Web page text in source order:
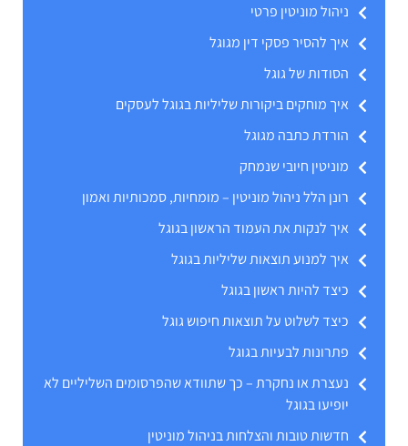
ניהול מוניטין פרטי
איך להסיר פסקי דין מגוגל
הסודות של גוגל
איך מוחקים ביקורות שליליות בגוגל לעסקים
הורדת כתבה מגוגל
מוניטין חיובי שנמחק
רונן הלל ניהול מוניטין – מומחיות, סמכותיות ואמון
איך לנקות את העמוד הראשון בגוגל
איך למנוע תוצאות שליליות בגוגל
כיצד להיות ראשון בגוגל
כיצד לשלוט על תוצאות חיפוש גוגל
פתרונות לבעיות בגוגל
נעצרת או נחקרת – כך שתוודא שהפרסומים השליליים לא
יופיעו בגוגל
חדשות טובות והצלחות בניהול מוניטין